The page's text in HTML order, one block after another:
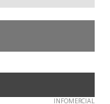
INFOMERCIAL